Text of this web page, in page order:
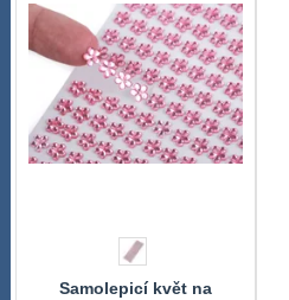
Samolepicí květ na